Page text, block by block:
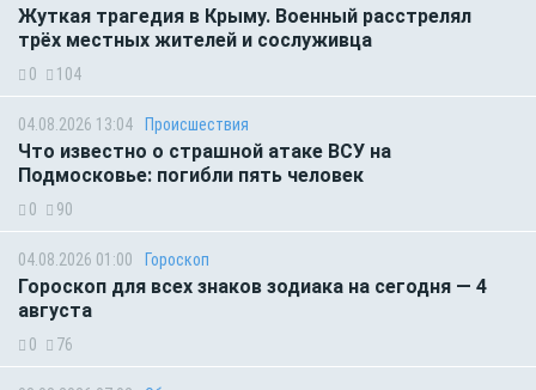
Жуткая трагедия в Крыму. Военный расстрелял
трёх местных жителей и сослуживца
0 104
04.08.2026 13:04 Происшествия
Что известно о страшной атаке ВСУ на
Подмосковье: погибли пять человек
0 90
04.08.2026 01:00 Гороскоп
Гороскоп для всех знаков зодиака на сегодня — 4
августа
0 76